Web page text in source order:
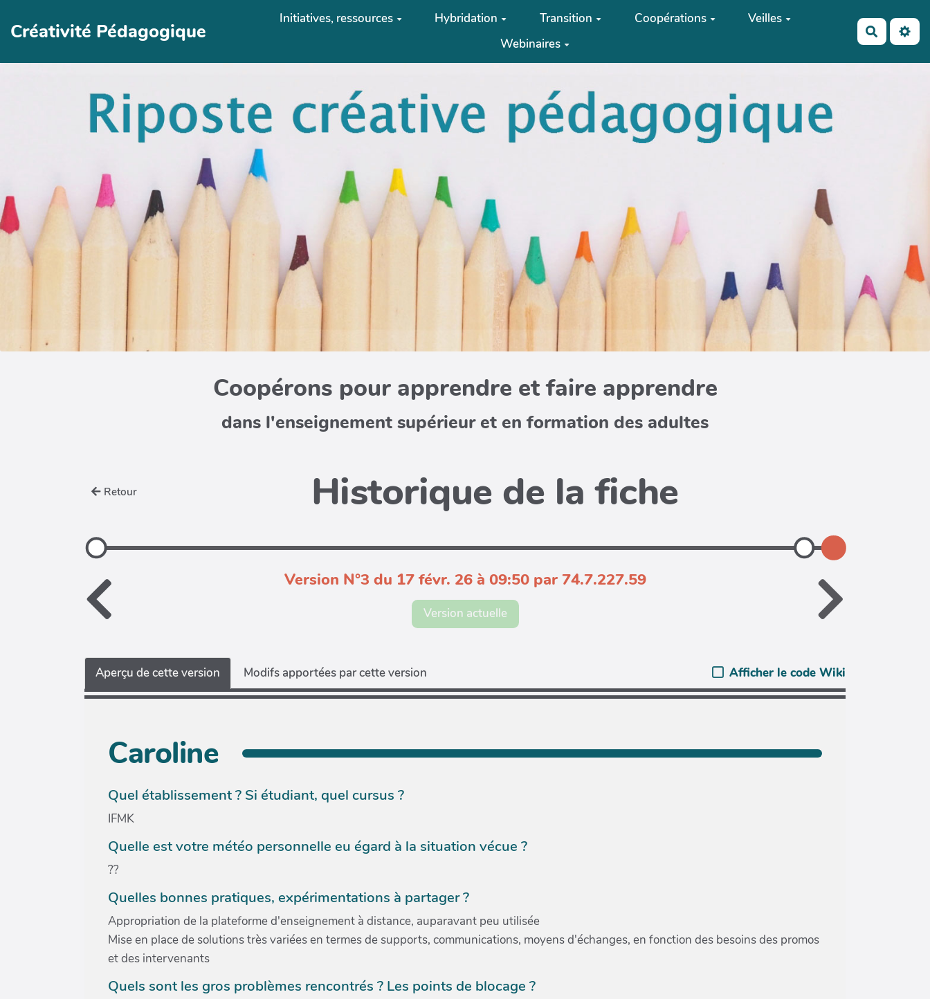
Créativité Pédagogique
Initiatives, ressources Hybridation Transition Coopérations
Veilles
Webinaires
Coopérons pour apprendre et faire apprendre
dans l'enseignement supérieur et en formation des adultes
Retour Historique de la fiche
Version N°3 du 17 févr. 26 à 09:50 par 74.7.227.59
Version actuelle
Aperçu de cette version Modifs apportées par cette version Afficher le code Wiki
Caroline
Quel établissement ? Si étudiant, quel cursus ?
IFMK
Quelle est votre météo personnelle eu égard à la situation vécue ?
??
Quelles bonnes pratiques, expérimentations à partager ?
Appropriation de la plateforme d'enseignement à distance, auparavant peu utilisée
Mise en place de solutions très variées en termes de supports, communications, moyens d'échanges, en fonction des besoins des promos
et des intervenants
Quels sont les gros problèmes rencontrés ? Les points de blocage ?